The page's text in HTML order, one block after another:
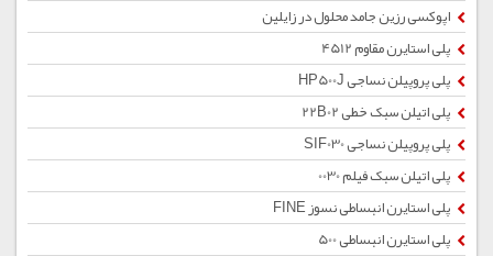
اپوکسی رزین جامد محلول در زایلین
پلی استایرن مقاوم 4512
پلی پروپیلن نساجی HP500J
پلی اتیلن سبک خطی 22B02
پلی پروپیلن نساجی SIF030
پلی اتیلن سبک فیلم 0030
پلی استایرن انبساطی نسوز FINE
پلی استایرن انبساطی 500